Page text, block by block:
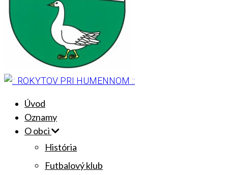
Úvod
Oznamy
O obci
História
Futbalový klub